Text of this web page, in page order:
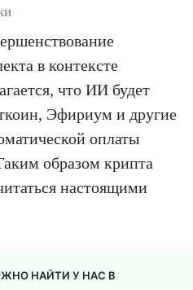
в контексте
что ИИ будет
Эфириум и другие
оплаты
образом крипта
настоящими
НАЙТИ У НАС В